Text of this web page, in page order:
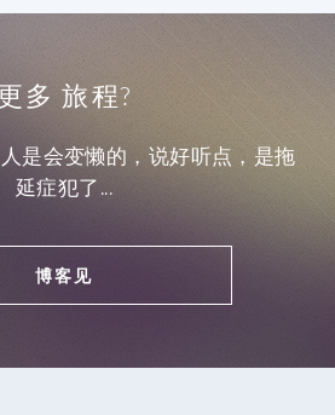
多旅程?
是会变懒的，说好听点，是拖
延症犯了...
博客见